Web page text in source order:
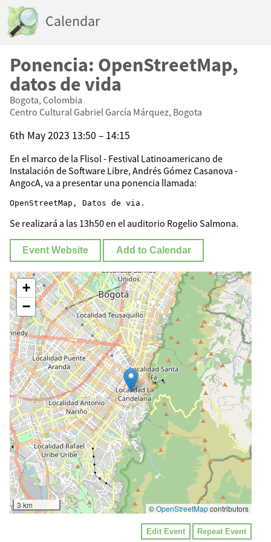
Calendar
Ponencia: OpenStreetMap,
datos de vida
Bogota, Colombia
Centro Cultural Gabriel García Márquez, Bogota
6th May 2023 13:50 – 14:15
En el marco de la Flisol - Festival Latinoamericano de
Instalación de Software Libre, Andrés Gómez Casanova -
AngocA, va a presentar una ponencia llamada:
Se realizará a las 13h50 en el auditorio Rogelio Salmona.
Event Website Add to Calendar
+
−
3 km ©OpenStreetMapcontributors
Edit Event Repeat Event